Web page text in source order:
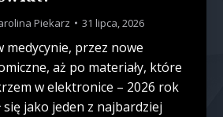
Piekarz 31 lipca, 2026
medycynie, przez nowe
aż po materiały, które
w elektronice – 2026 rok
się jako jeden z najbardziej